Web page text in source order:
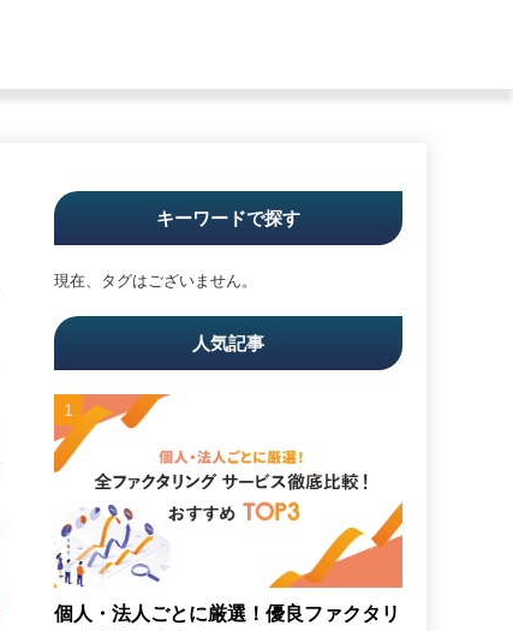
キーワードで探す
現在、タグはございません。
人気記事
個人・法人ごとに厳選！優良ファクタリ